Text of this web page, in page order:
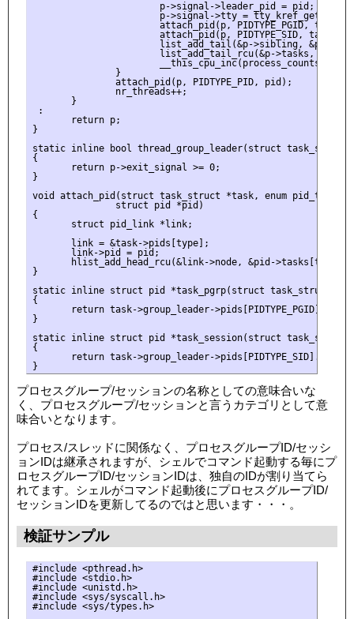
                       p->signal->leader_pid = pid;
p->signal->tty =
attach_pid(p, PIDTYPE_PGID,
attach_pid(p, PIDTYPE_SID,
list_add_tail(&p->sibling, &p-
list_add_tail_rcu(&p->tasks,
                       __this_cpu_inc(process_counts);
               }
               attach_pid(p, PIDTYPE_PID, pid);
               nr_threads++;
       }
:
       return p;
}
static inline bool thread_group_leader(struct task_struct
{
       return p->exit_signal >= 0;
}
void attach_pid(struct task_struct *task, enum pid_type
               struct pid *pid)
{
       struct pid_link *link;
       link = &task->pids[type];
       link->pid = pid;
       hlist_add_head_rcu(&link->node, &pid->tasks[type]);
}
static inline struct pid *task_pgrp(struct task_struct
{
       return task->group_leader->pids[PIDTYPE_PGID].pid;
}
static inline struct pid *task_session(struct task_struct
{
       return task->group_leader->pids[PIDTYPE_SID].pid;
プロセスグループ/セッションの名称としての意味合いな
く、プロセスグループ/セッションと言うカテゴリとして意
味合いとなります。
プロセス/スレッドに関係なく、プロセスグループID/セッシ
ョンIDは継承されますが、シェルでコマンド起動する毎にプ
ロセスグループID/セッションIDは、独自のIDが割り当てら
れてます。シェルがコマンド起動後にプロセスグループID/
セッションIDを更新してるのではと思います・・・。
検証サンプル
#include <pthread.h>
#include <stdio.h>
#include <unistd.h>
#include <sys/syscall.h>
#include <sys/types.h>